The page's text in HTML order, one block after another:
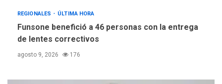
REGIONALES ÚLTIMA HORA
Funsone benefició a 46 personas con la entrega
de lentes correctivos
agosto 9, 2026 176